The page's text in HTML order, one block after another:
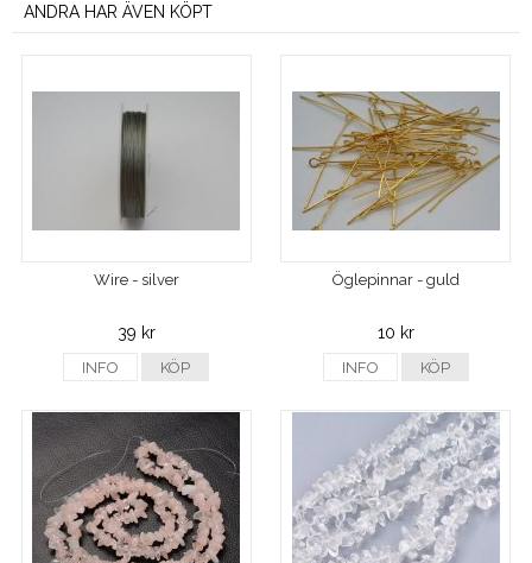
ANDRA HAR ÄVEN KÖPT
Wire - silver
39 kr
INFO KÖP
Öglepinnar - guld
10 kr
INFO KÖP